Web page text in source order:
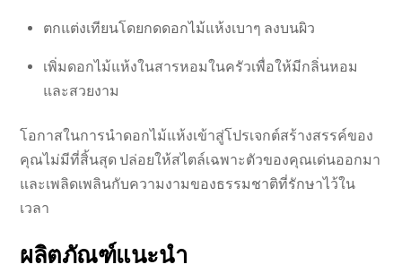
ตกแต่งเทียนโดยกดดอกไม้แห้งเบาๆ ลงบนผิว
เพิ่มดอกไม้แห้งในสารหอมในครัวเพื่อให้มีกลิ่นหอม
และสวยงาม
โอกาสในการนำดอกไม้แห้งเข้าสู่โปรเจกต์สร้างสรรค์ของ
คุณไม่มีที่สิ้นสุด ปล่อยให้สไตล์เฉพาะตัวของคุณเด่นออกมา
และเพลิดเพลินกับความงามของธรรมชาติที่รักษาไว้ใน
เวลา
ผลิตภัณฑ์แนะนำ